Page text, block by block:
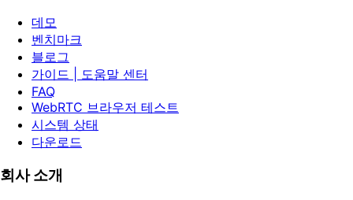
데모
벤치마크
블로그
가이드 | 도움말 센터
FAQ
WebRTC 브라우저 테스트
시스템 상태
다운로드
회사 소개